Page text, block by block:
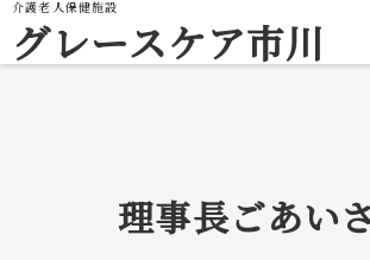
介護老人保健施設
グレースケア市川
理事長ごあい